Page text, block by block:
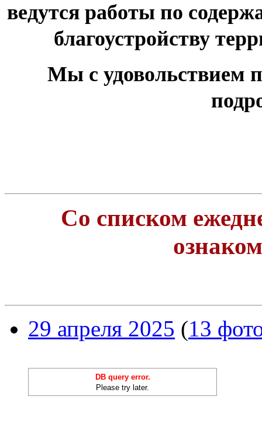
ведутся работы по
благоустройству
Мы с удовольствием
Со списком
29 апреля 2025 (13
DB query error.
Please try later.